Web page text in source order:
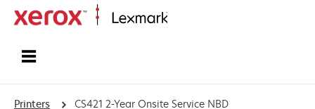
Printers CS421 2-Year Onsite Service NBD